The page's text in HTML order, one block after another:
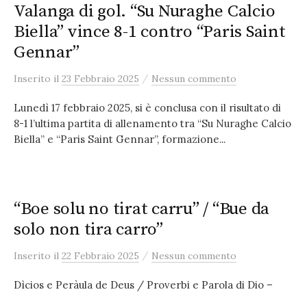
Valanga di gol. “Su Nuraghe Calcio
Biella” vince 8-1 contro “Paris Saint
Gennar”
Inserito il 23 Febbraio 2025 / Nessun commento
Lunedì 17 febbraio 2025, si è conclusa con il risultato di
8-1 l’ultima partita di allenamento tra “Su Nuraghe Calcio
Biella” e “Paris Saint Gennar”, formazione...
“Boe solu no tirat carru” / “Bue da
solo non tira carro”
Inserito il 22 Febbraio 2025 / Nessun commento
Dìcios e Peràula de Deus / Proverbi e Parola di Dio –